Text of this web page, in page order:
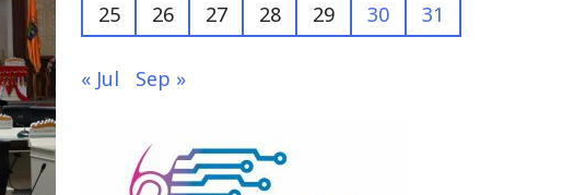
25
26 27 28 29 30 31
« Jul Sep »